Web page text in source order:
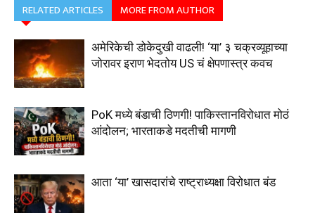
RELATED ARTICLES MORE FROM AUTHOR
अमेरिकेची डोकेदुखी वाढली! ‘या’ ३ चक्रव्यूहाच्या
जोरावर इराण भेदतोय US चं क्षेपणास्त्र कवच
PoK मध्ये बंडाची ठिणगी! पाकिस्तानविरोधात मोठं
आंदोलन; भारताकडे मदतीची मागणी
आता ‘या’ खासदारांचे राष्ट्राध्यक्षा विरोधात बंड